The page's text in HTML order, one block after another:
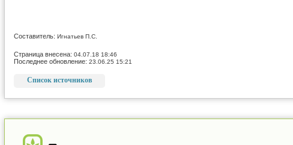
Составитель: Игнатьев П.С.
Страница внесена: 04.07.18 18:46
Последнее обновление: 23.06.25 15:21
Список источников